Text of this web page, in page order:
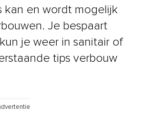
kan en wordt mogelijk
Je bespaart
je weer in sanitair of
tips verbouw